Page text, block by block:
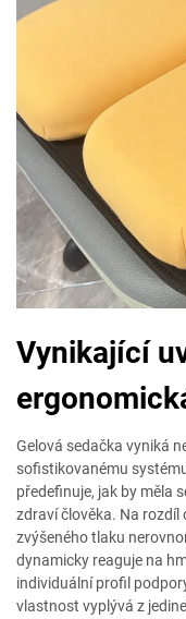
Vynikající
Gelová sedačka vyniká
sofistikovanému
předefinuje, jak by měla
zdraví člověka. Na
zvýšeného tlaku
dynamicky reaguje na
individuální profil
vlastnost vyplývá z